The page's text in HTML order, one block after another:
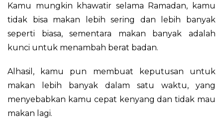
Kamu mungkin khawatir selama Ramadan, kamu
tidak bisa makan lebih sering dan lebih banyak
seperti biasa, sementara makan banyak adalah
kunci untuk menambah berat badan.
Alhasil, kamu pun membuat keputusan untuk
makan lebih banyak dalam satu waktu, yang
menyebabkan kamu cepat kenyang dan tidak mau
makan lagi.